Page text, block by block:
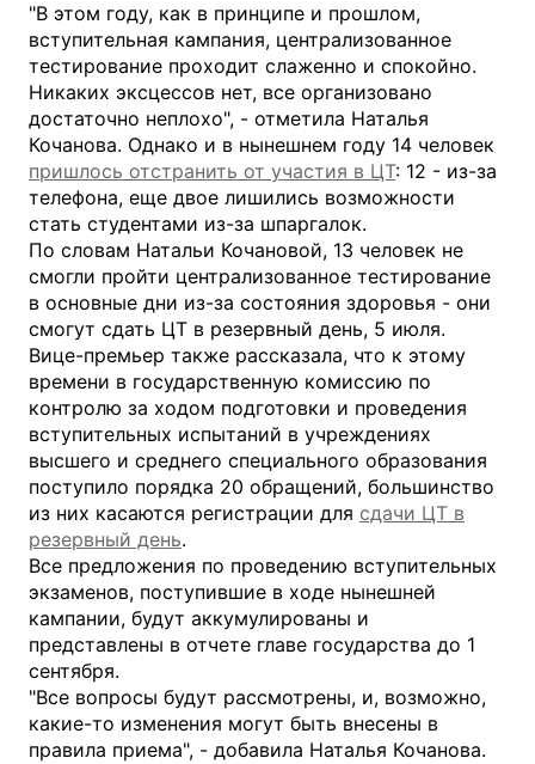
"В этом году, как в принципе и прошлом,
вступительная кампания, централизованное
тестирование проходит слаженно и спокойно.
Никаких эксцессов нет, все организовано
достаточно неплохо", - отметила Наталья
Кочанова. Однако и в нынешнем году 14 человек
пришлось отстранить от участия в ЦТ: 12 - из-за
телефона, еще двое лишились возможности
стать студентами из-за шпаргалок.
По словам Натальи Кочановой, 13 человек не
смогли пройти централизованное тестирование
в основные дни из-за состояния здоровья - они
смогут сдать ЦТ в резервный день, 5 июля.
Вице-премьер также рассказала, что к этому
времени в государственную комиссию по
контролю за ходом подготовки и проведения
вступительных испытаний в учреждениях
высшего и среднего специального образования
поступило порядка 20 обращений, большинство
из них касаются регистрации для сдачи ЦТ в
резервный день.
Все предложения по проведению вступительных
экзаменов, поступившие в ходе нынешней
кампании, будут аккумулированы и
представлены в отчете главе государства до 1
сентября.
"Все вопросы будут рассмотрены, и, возможно,
какие-то изменения могут быть внесены в
правила приема", - добавила Наталья Кочанова.